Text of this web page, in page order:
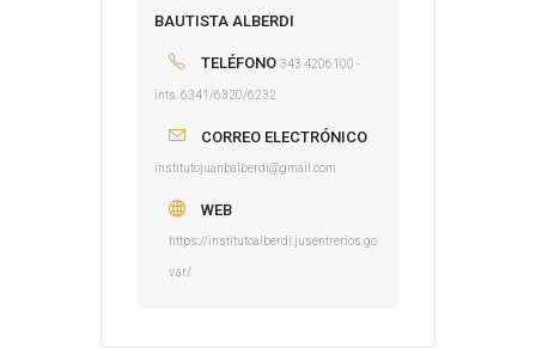
BAUTISTA ALBERDI
TELÉFONO 343 4206100 -
ints. 6341/6320/6232
CORREO ELECTRÓNICO
institutojuanbalberdi@gmail.com
WEB
https://institutoalberdi.jusentrerios.go
v.ar/